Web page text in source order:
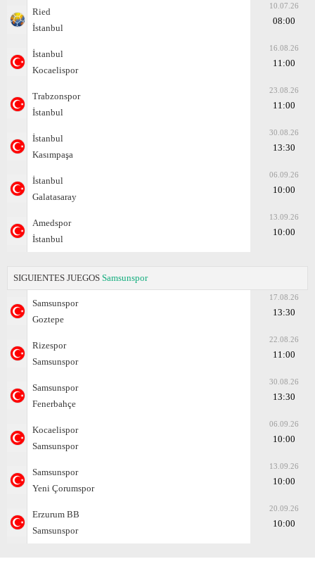
Ried
İstanbul
10.07.26
08:00
İstanbul
Kocaelispor
16.08.26
11:00
Trabzonspor
İstanbul
23.08.26
11:00
İstanbul
Kasımpaşa
30.08.26
13:30
İstanbul
Galatasaray
06.09.26
10:00
Amedspor
İstanbul
13.09.26
10:00
SIGUIENTES JUEGOS Samsunspor
Samsunspor
Goztepe
17.08.26
13:30
Rizespor
Samsunspor
22.08.26
11:00
Samsunspor
Fenerbahçe
30.08.26
13:30
Kocaelispor
Samsunspor
06.09.26
10:00
Samsunspor
Yeni Çorumspor
13.09.26
10:00
Erzurum BB
Samsunspor
20.09.26
10:00